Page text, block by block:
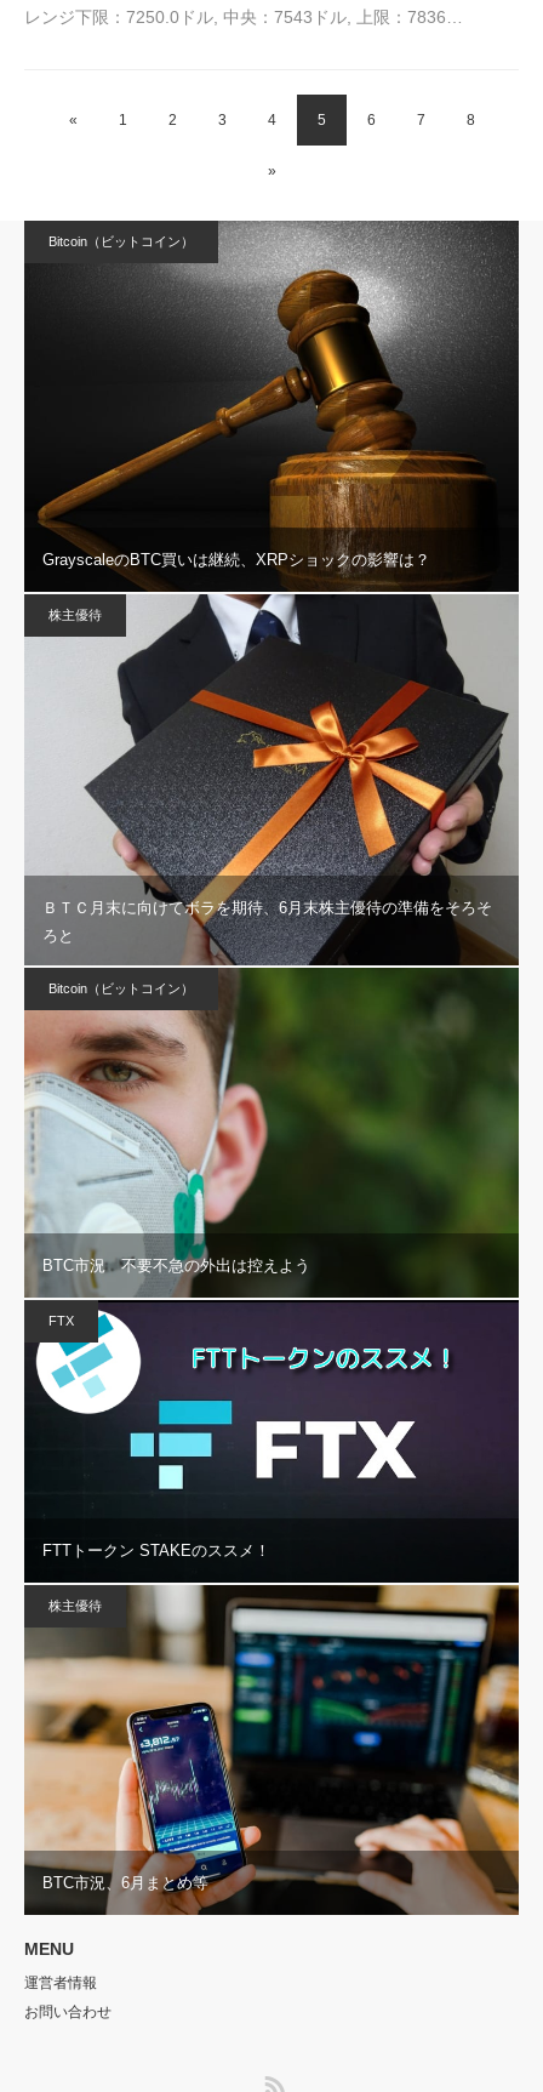
レンジ下限：7250.0ドル, 中央：7543ドル, 上限：7836…
« 1 2 3 4 5 6 7 8
»
Bitcoin（ビットコイン）
GrayscaleのBTC買いは継続、XRPショックの影響は？
株主優待
ＢＴＣ月末に向けてボラを期待、6月末株主優待の準備をそろそ
ろと
Bitcoin（ビットコイン）
BTC市況 不要不急の外出は控えよう
FTX
FTTトークン STAKEのススメ！
株主優待
BTC市況、6月まとめ等
MENU
運営者情報
お問い合わせ